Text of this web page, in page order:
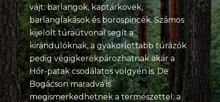
vájt: barlangok, kaptárkövek,
barlanglakások és borospincék. Számos
kijelölt túraútvonal segít a
kirándulóknak, a gyakorlottabb túrázók
pedig végigkerékpározhatnak akár a
Hór-patak csodálatos völgyén is. De
Bogácson maradva is
megismerkedhetnek a természettel: a